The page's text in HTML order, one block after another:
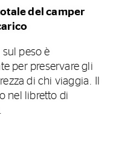
del camper
sul peso è
per preservare gli
di chi viaggia. Il
nel libretto di